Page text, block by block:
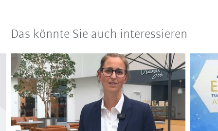
Das könnte Sie auch interessieren